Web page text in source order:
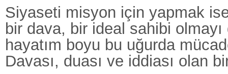
Siyaseti misyon için yapmak
bir dava, bir ideal sahibi
hayatım boyu bu uğurda
Davası, duası ve iddiası olan